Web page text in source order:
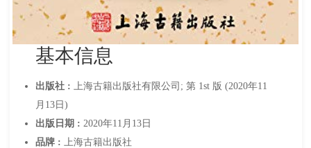
基本信息
出版社 :
上海古籍出版社有限公司; 第 1st 版 (2020年11
月13日)
出版日期 : 2020年11月13日
品牌 :
上海古籍出版社